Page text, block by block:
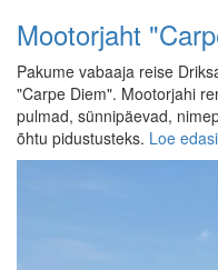
Mootorjaht
Pakume vabaaja reise
"Carpe Diem". Mootorjahi
pulmad, sünnipäevad,
õhtu pidustusteks. Loe edasi